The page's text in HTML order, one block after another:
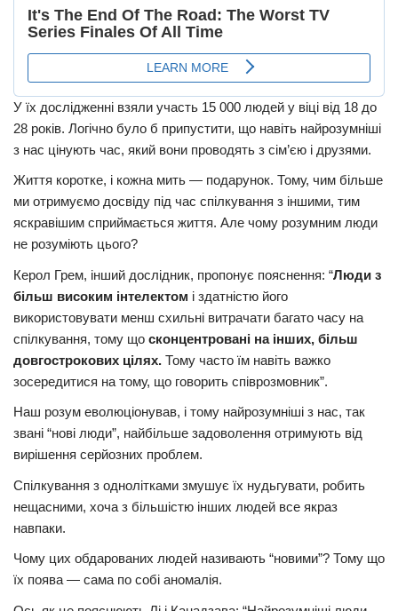
У їх дослідженні взяли участь 15 000 людей у віці від 18 до
28 років. Логічно було б припустити, що навіть найрозумніші
з нас цінують час, який вони проводять з сім’єю і друзями.
Життя коротке, і кожна мить — подарунок. Тому, чим більше
ми отримуємо досвіду під час спілкування з іншими, тим
яскравішим сприймається життя. Але чому розумним люди
не розуміють цього?
Керол Грем, інший дослідник, пропонує пояснення: “Люди з
більш високим інтелектом і здатністю його
використовувати менш схильні витрачати багато часу на
спілкування, тому що сконцентровані на інших, більш
довгострокових цілях. Тому часто їм навіть важко
зосередитися на тому, що говорить співрозмовник”.
Наш розум еволюціонував, і тому найрозумніші з нас, так
звані “нові люди”, найбільше задоволення отримують від
вирішення серйозних проблем.
Спілкування з однолітками змушує їх нудьгувати, робить
нещасними, хоча з більшістю інших людей все якраз
навпаки.
Чому цих обдарованих людей називають “новими”? Тому що
їх поява — сама по собі аномалія.